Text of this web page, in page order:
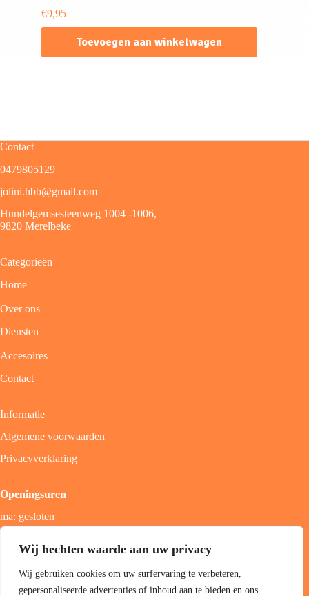
Wij hechten waarde aan uw privacy
Wij gebruiken cookies om uw surfervaring te verbeteren,
gepersonaliseerde advertenties of inhoud aan te bieden en ons
€9,95
Toevoegen aan winkelwagen
Contact
0479805129
jolini.hbb@gmail.com
Hundelgemsesteenweg 1004 -1006,
9820 Merelbeke
Categorieën
Home
Over ons
Diensten
Accesoires
Contact
Informatie
Algemene voorwaarden
Privacyverklaring
Openingsuren
ma: gesloten
zon; gesloten